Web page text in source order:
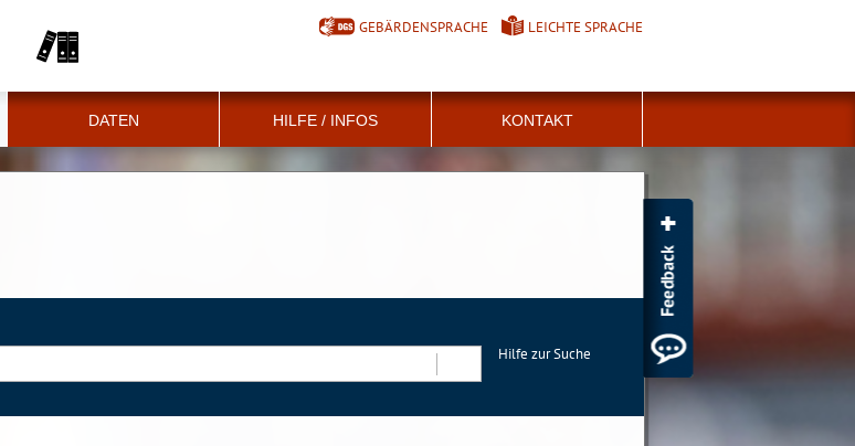
GEBÄRDENSPRACHE LEICHTE SPRACHE
DATEN HILFE / INFOS KONTAKT
Hilfe zur Suche